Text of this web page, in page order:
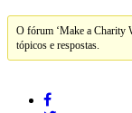
O fórum ‘Make a Charity
tópicos e respostas.